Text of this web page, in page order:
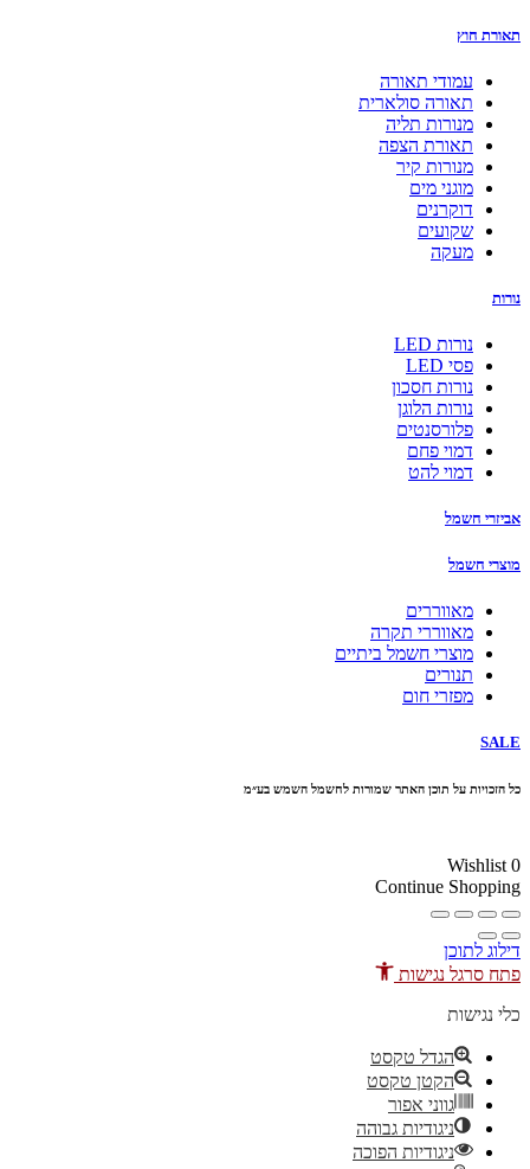
תאורת חוץ
עמודי תאורה
תאורה סולארית
מנורות תליה
תאורת הצפה
מנורות קיר
מוגני מים
דוקרנים
שקועים
מעקה
נורות
נורות LED
פסי LED
נורות חסכון
נורות הלוגן
פלורסנטים
דמוי פחם
דמוי להט
אביזרי חשמל
מוצרי חשמל
מאווררים
מאווררי תקרה
מוצרי חשמל ביתיים
תנורים
מפזרי חום
SALE
כל הזכויות על תוכן האתר שמורות לחשמל השמש בע״מ
Wishlist 0
Continue Shopping
דילוג לתוכן
פתח סרגל נגישות
כלי נגישות
הגדל טקסט
הקטן טקסט
גווני אפור
ניגודיות גבוהה
ניגודיות הפוכה